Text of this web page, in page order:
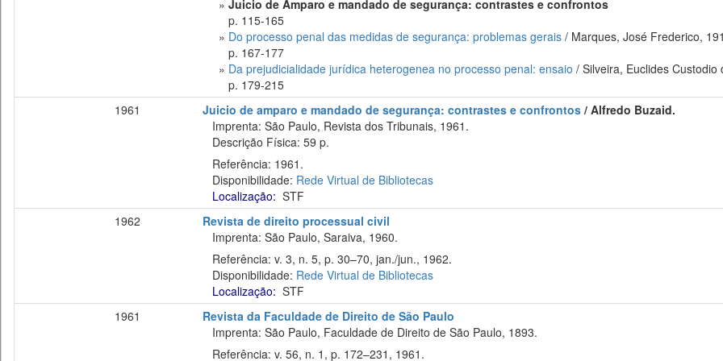
» Juicio de Amparo e mandado de segurança: contrastes e confrontos
p. 115-165
» Do processo penal das medidas de segurança: problemas gerais / Marques, José Frederico,
p. 167-177
» Da prejudicialidade jurídica heterogenea no processo penal: ensaio / Silveira, Euclides Custodio
p. 179-215
1961
Juicio de amparo e mandado de segurança: contrastes e confrontos / Alfredo Buzaid.
Imprenta: São Paulo, Revista dos Tribunais, 1961.
Descrição Física: 59 p.
Referência: 1961.
Disponibilidade: Rede Virtual de Bibliotecas
Localização: STF
1962
Revista de direito processual civil
Imprenta: São Paulo, Saraiva, 1960.
Referência: v. 3, n. 5, p. 30–70, jan./jun., 1962.
Disponibilidade: Rede Virtual de Bibliotecas
Localização: STF
1961
Revista da Faculdade de Direito de São Paulo
Imprenta: São Paulo, Faculdade de Direito de São Paulo, 1893.
Referência: v. 56, n. 1, p. 172–231, 1961.